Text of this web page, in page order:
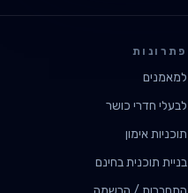
פתרונות
למאמנים
לבעלי חדרי כושר
תוכניות אימון
בניית תוכנית בחינם